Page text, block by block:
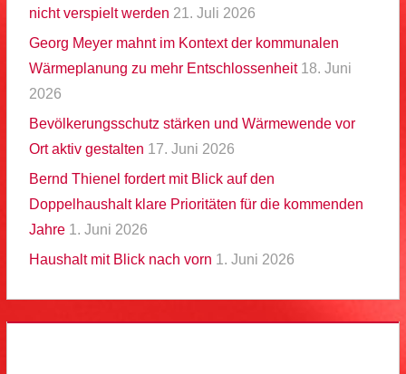
nicht verspielt werden 21. Juli 2026
Georg Meyer mahnt im Kontext der kommunalen
Wärmeplanung zu mehr Entschlossenheit 18. Juni
2026
Bevölkerungsschutz stärken und Wärmewende vor
Ort aktiv gestalten 17. Juni 2026
Bernd Thienel fordert mit Blick auf den
Doppelhaushalt klare Prioritäten für die kommenden
Jahre 1. Juni 2026
Haushalt mit Blick nach vorn 1. Juni 2026